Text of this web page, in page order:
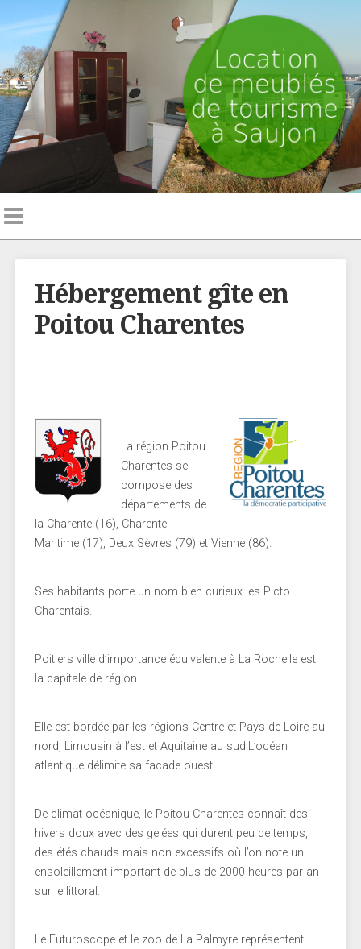
Hébergement gîte en
Poitou Charentes
La région Poitou
Charentes se
compose des
départements de
la Charente (16), Charente
Maritime (17), Deux Sèvres (79) et Vienne (86).
Ses habitants porte un nom bien curieux les Picto
Charentais.
Poitiers ville d’importance équivalente à La Rochelle est
la capitale de région.
Elle est bordée par les régions Centre et Pays de Loire au
nord, Limousin à l’est et Aquitaine au sud.L’océan
atlantique délimite sa facade ouest.
De climat océanique, le Poitou Charentes connaît des
hivers doux avec des gelées qui durent peu de temps,
des étés chauds mais non excessifs où l’on note un
ensoleillement important de plus de 2000 heures par an
sur le littoral.
Le Futuroscope et le zoo de La Palmyre représentent